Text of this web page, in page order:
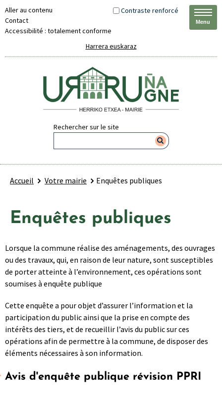
Aller au contenu
Contact
Accessibilité : totalement conforme
Contraste renforcé
Harrera euskaraz
Rechercher sur le site
Menu
Accueil Votre mairie Enquêtes publiques
Enquêtes publiques
Lorsque la commune réalise des aménagements, des ouvrages
ou des travaux, qui, en raison de leur nature, sont susceptibles
de porter atteinte à l’environnement, ces opérations sont
soumises à enquête publique
Cette enquête a pour objet d’assurer l’information et la
participation du public ainsi que la prise en compte des
intérêts des tiers, et de recueillir l’avis du public sur ces
opérations afin de permettre à la commune, de disposer des
éléments nécessaires à son information.
Avis d'enquête publique révision PPRI